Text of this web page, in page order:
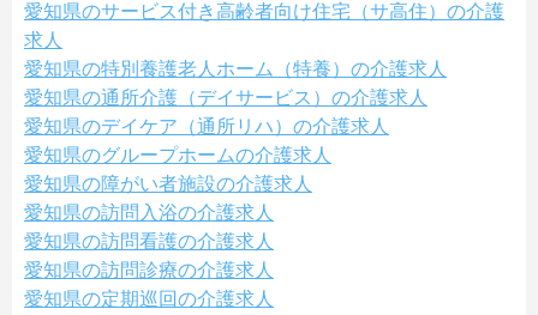
愛知県のサービス付き高齢者向け住宅（サ高住）の介護
求人
愛知県の特別養護老人ホーム（特養）の介護求人
愛知県の通所介護（デイサービス）の介護求人
愛知県のデイケア（通所リハ）の介護求人
愛知県のグループホームの介護求人
愛知県の障がい者施設の介護求人
愛知県の訪問入浴の介護求人
愛知県の訪問看護の介護求人
愛知県の訪問診療の介護求人
愛知県の定期巡回の介護求人